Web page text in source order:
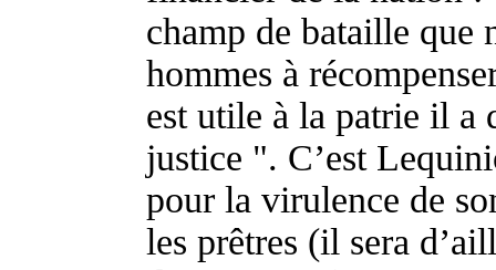
champ de bataille que
hommes à
est utile à la patrie il a
justice ". C’est
pour la virulence de
les prêtres (il sera